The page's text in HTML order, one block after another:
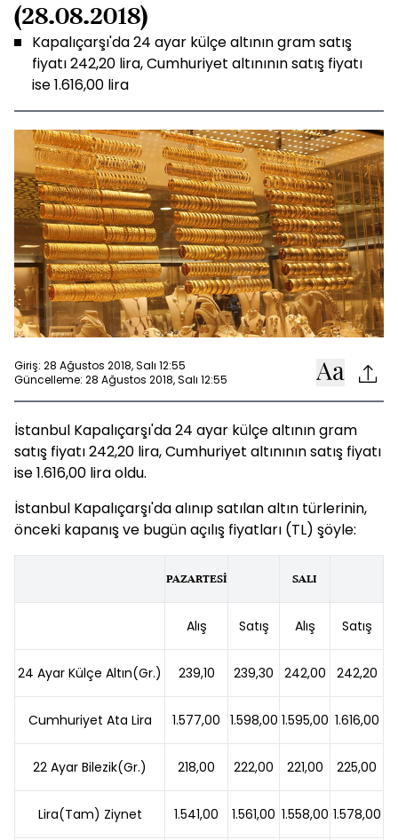
(28.08.2018)
Kapalıçarşı'da 24 ayar külçe altının gram satış
fiyatı 242,20 lira, Cumhuriyet altınının satış fiyatı
ise 1.616,00 lira
Giriş: 28 Ağustos 2018, Salı 12:55
Güncelleme: 28 Ağustos 2018, Salı 12:55
İstanbul Kapalıçarşı'da 24 ayar külçe altının gram
satış fiyatı 242,20 lira, Cumhuriyet altınının satış fiyatı
ise 1.616,00 lira oldu.
İstanbul Kapalıçarşı'da alınıp satılan altın türlerinin,
önceki kapanış ve bugün açılış fiyatları (TL) şöyle:
PAZARTESİ SALI
Alış Satış Alış Satış
24 Ayar Külçe Altın(Gr.) 239,10 239,30 242,00 242,20
Cumhuriyet Ata Lira 1.577,00 1.598,00 1.595,00 1.616,00
22 Ayar Bilezik(Gr.) 218,00 222,00 221,00 225,00
Lira(Tam) Ziynet 1.541,00 1.561,00 1.558,00 1.578,00